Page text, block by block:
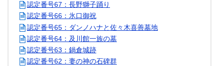
認定番号67：長野獅子踊り
認定番号66：氷口御祝
認定番号65：ダンノハナと佐々木喜善墓地
認定番号64：及川館一族の墓
認定番号63：鍋倉城跡
認定番号62：妻の神の石碑群